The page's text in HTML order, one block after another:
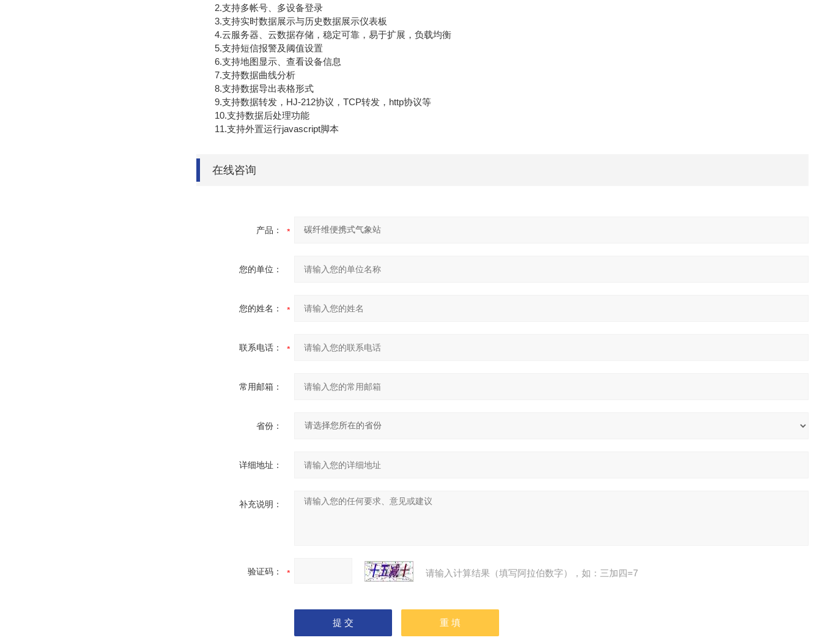
2.支持多帐号、多设备登录
3.支持实时数据展示与历史数据展示仪表板
4.云服务器、云数据存储，稳定可靠，易于扩展，负载均衡
5.支持短信报警及阈值设置
6.支持地图显示、查看设备信息
7.支持数据曲线分析
8.支持数据导出表格形式
9.支持数据转发，HJ-212协议，TCP转发，http协议等
10.支持数据后处理功能
11.支持外置运行javascript脚本
在线咨询
产品：
您的单位：
您的姓名：
联系电话：
常用邮箱：
省份：
详细地址：
补充说明：
验证码： 请输入计算结果（填写阿拉伯数字），如：三加四=7